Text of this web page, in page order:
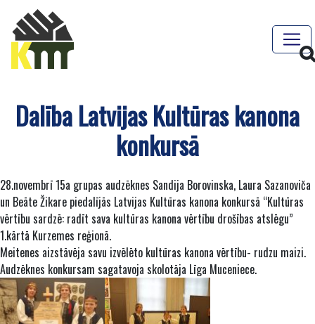
Dalība Latvijas Kultūras kanona
konkursā
28.novembrī 15a grupas audzēknes Sandija Borovinska, Laura Sazanoviča
un Beāte Žikare piedalījās Latvijas Kultūras kanona konkursā “Kultūras
vērtību sardzē: radīt sava kultūras kanona vērtību drošības atslēgu”
1.kārtā Kurzemes reģionā.
Meitenes aizstāvēja savu izvēlēto kultūras kanona vērtību- rudzu maizi.
Audzēknes konkursam sagatavoja skolotāja Līga Muceniece.